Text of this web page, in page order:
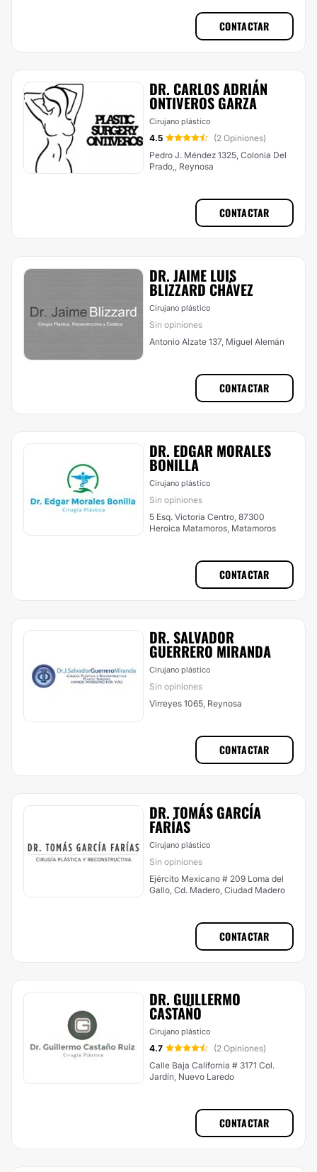
CONTACTAR
DR. CARLOS ADRIÁN
ONTIVEROS GARZA
Cirujano plástico
4.5
(2 Opiniones)
Pedro J. Méndez 1325, Colonia Del
Prado,, Reynosa
CONTACTAR
DR. JAIME LUIS
BLIZZARD CHÁVEZ
Cirujano plástico
Sin opiniones
Antonio Alzate 137, Miguel Alemán
CONTACTAR
DR. EDGAR MORALES
BONILLA
Cirujano plástico
Sin opiniones
5 Esq. Victoria Centro, 87300
Heroica Matamoros, Matamoros
CONTACTAR
DR. SALVADOR
GUERRERO MIRANDA
Cirujano plástico
Sin opiniones
Virreyes 1065, Reynosa
CONTACTAR
DR. TOMÁS GARCÍA
FARÍAS
Cirujano plástico
Sin opiniones
Ejército Mexicano # 209 Loma del
Gallo, Cd. Madero, Ciudad Madero
CONTACTAR
DR. GUILLERMO
CASTAÑO
Cirujano plástico
4.7
(2 Opiniones)
Calle Baja California # 3171 Col.
Jardín, Nuevo Laredo
CONTACTAR